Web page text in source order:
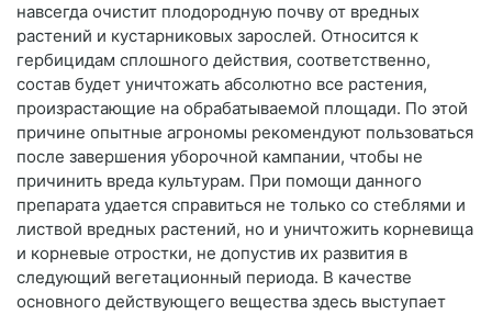
навсегда очистит плодородную почву от вредных
растений и кустарниковых зарослей. Относится к
гербицидам сплошного действия, соответственно,
состав будет уничтожать абсолютно все растения,
произрастающие на обрабатываемой площади. По этой
причине опытные агрономы рекомендуют пользоваться
после завершения уборочной кампании, чтобы не
причинить вреда культурам. При помощи данного
препарата удается справиться не только со стеблями и
листвой вредных растений, но и уничтожить корневища
и корневые отростки, не допустив их развития в
следующий вегетационный периода. В качестве
основного действующего вещества здесь выступает